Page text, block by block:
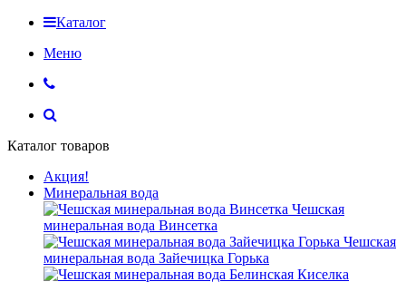
Каталог
Меню
Каталог товаров
Акция!
Минеральная вода
Чешская
минеральная вода Винсетка
Чешская
минеральная вода Зайечицка Горька